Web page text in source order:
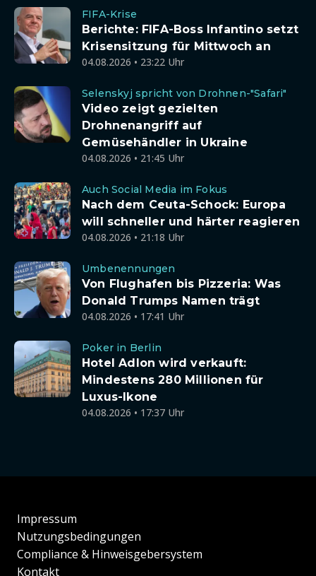
FIFA-Krise
Berichte: FIFA-Boss Infantino setzt
Krisensitzung für Mittwoch an
04.08.2026 • 23:22 Uhr
Selenskyj spricht von Drohnen-"Safari"
Video zeigt gezielten
Drohnenangriff auf
Gemüsehändler in Ukraine
04.08.2026 • 21:45 Uhr
Auch Social Media im Fokus
Nach dem Ceuta-Schock: Europa
will schneller und härter reagieren
04.08.2026 • 21:18 Uhr
Umbenennungen
Von Flughafen bis Pizzeria: Was
Donald Trumps Namen trägt
04.08.2026 • 17:41 Uhr
Poker in Berlin
Hotel Adlon wird verkauft:
Mindestens 280 Millionen für
Luxus-Ikone
04.08.2026 • 17:37 Uhr
Impressum
Nutzungsbedingungen
Compliance & Hinweisgebersystem
Kontakt